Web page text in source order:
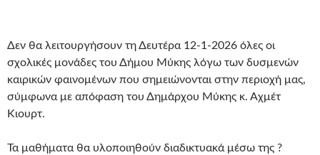
Δεν θα λειτουργήσουν τη Δευτέρα 12-1-2026 όλες οι
σχολικές μονάδες του Δήμου Μύκης λόγω των δυσμενών
καιρικών φαινομένων που σημειώνονται στην περιοχή μας,
σύμφωνα με απόφαση του Δημάρχου Μύκης κ. Αχμέτ
Κιουρτ.
Τα μαθήματα θα υλοποιηθούν διαδικτυακά μέσω της ?